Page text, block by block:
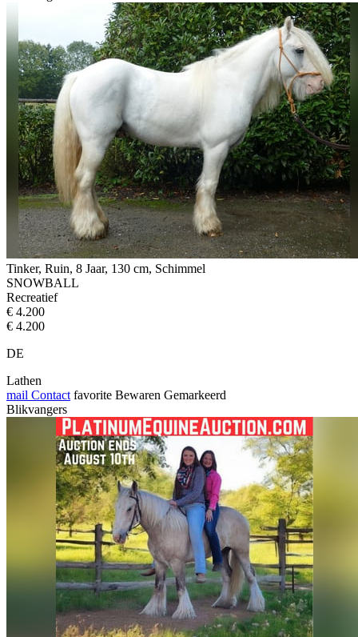
Tinker, Ruin, 8 Jaar, 130 cm, Schimmel
SNOWBALL
Recreatief
€ 4.200
€ 4.200
DE
Lathen
mail Contact favorite Bewaren Gemarkeerd
Blikvangers